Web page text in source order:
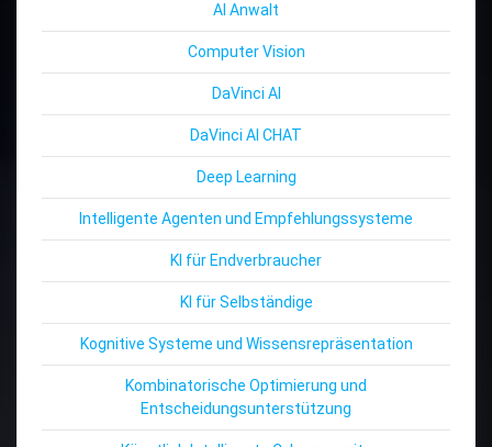
AI Anwalt
Computer Vision
DaVinci AI
DaVinci AI CHAT
Deep Learning
Intelligente Agenten und Empfehlungssysteme
KI für Endverbraucher
KI für Selbständige
Kognitive Systeme und Wissensrepräsentation
Kombinatorische Optimierung und
Entscheidungsunterstützung